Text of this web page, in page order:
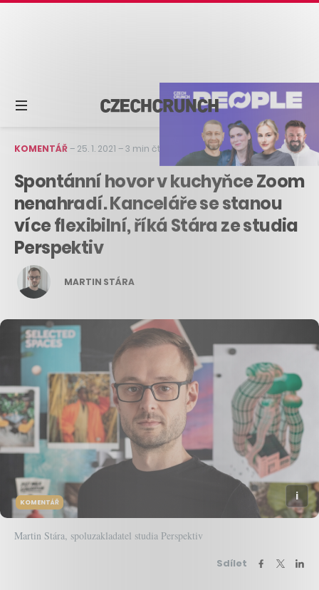
KOMENTÁŘ– 25. 1. 2021 –3 min čtení
Spontánní hovor v kuchyňce Zoom
nenahradí. Kanceláře se stanou
více flexibilní, říká Stára ze studia
Perspektiv
MARTIN STÁRA
KOMENTÁŘ
Martin Stára, spoluzakladatel studia Perspektiv
Sdílet